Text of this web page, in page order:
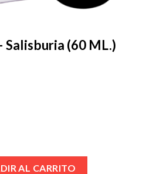
Salisburia (60 ML.)
(60 ML.) Mineralin cantidad
AL CARRITO